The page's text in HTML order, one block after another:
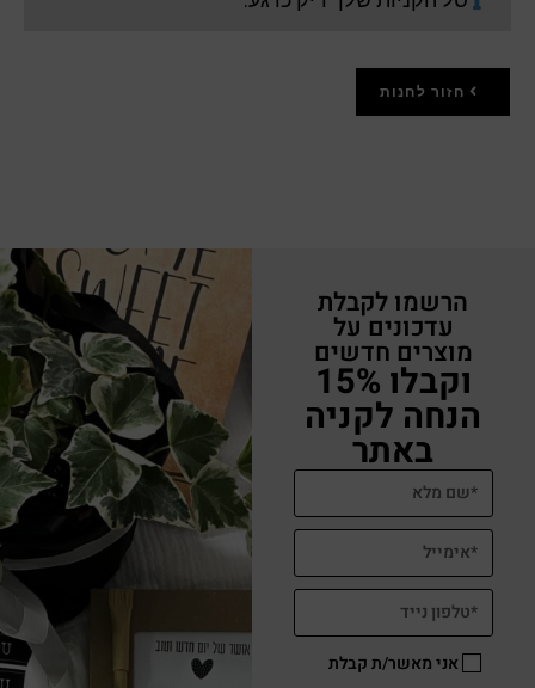
חזור לחנות
הרשמו לקבלת
עדכונים על
מוצרים חדשים
וקבלו 15%
הנחה לקניה
באתר
אני מאשר/ת קבלת